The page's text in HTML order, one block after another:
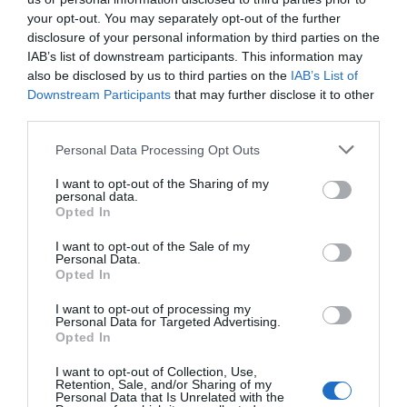
your opt-out. You may separately opt-out of the further
disclosure of your personal information by third parties on the
IAB’s list of downstream participants. This information may
also be disclosed by us to third parties on the IAB’s List of
Downstream Participants that may further disclose it to other
Personal Data Processing Opt Outs
I want to opt-out of the Sharing of my
personal data.
Opted In
I want to opt-out of the Sale of my
Personal Data.
Opted In
I want to opt-out of processing my
Personal Data for Targeted Advertising.
Opted In
I want to opt-out of Collection, Use,
Retention, Sale, and/or Sharing of my
Personal Data that Is Unrelated with the
L'òrgan consultiu també enumera altres
arguments a favor d'impedir l'opa com és la
preservació de la seu i els centres de decisió a
Catalunya per no perdre influència econòmica i
institucional; la promoció de la retenció i atracció
de talent financer, especialment a Catalunya; i el
i a les empreses i els llocs de treball, entre d'altres.
El posicionament del CTESC es va aprovar aquest
dilluns en la reunió constitutiva del nou mandat i
Ciriaco Hidalgo. Hi va intervenir el conseller
d'Empresa,Miquel Sàmper
vicepresidents de l'òrgan consultiu així com els
membres de la Comissió Executiva i de les